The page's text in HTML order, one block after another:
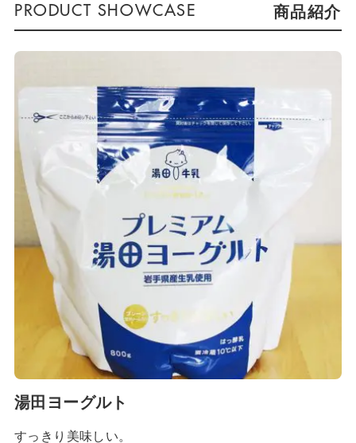
商品紹介
湯田ヨーグルト
すっきり美味しい。